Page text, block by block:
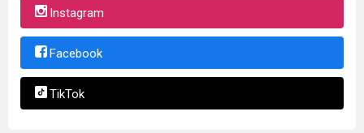
Instagram
Facebook
TikTok